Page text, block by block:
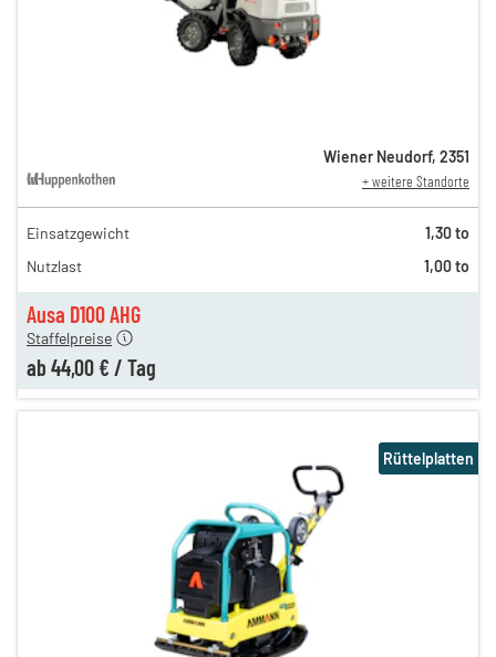
Ausa D100 AHG
125,00 €
61,00 €
Staffelpreise
ab 44,00 € / Tag
Wiener Neudorf, 2351
+ weitere Standorte
Einsatzgewicht
1,30 to
Nutzlast
1,00 to
Rüttelplatten